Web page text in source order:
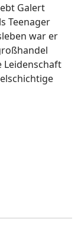
Galert
Teenager
war er
Leidenschaft